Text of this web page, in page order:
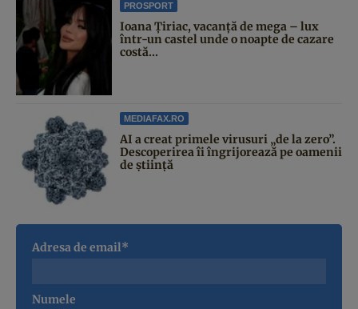
PROSPORT
Ioana Țiriac, vacanță de mega – lux
într-un castel unde o noapte de cazare
costă...
MEDIAFAX.RO
AI a creat primele virusuri „de la zero”.
Descoperirea îi îngrijorează pe oamenii
de știință
Adresa de email*
Numele